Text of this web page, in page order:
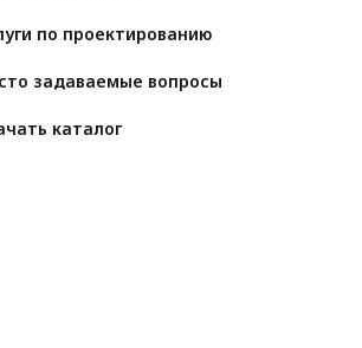
по проектированию
задаваемые вопросы
каталог